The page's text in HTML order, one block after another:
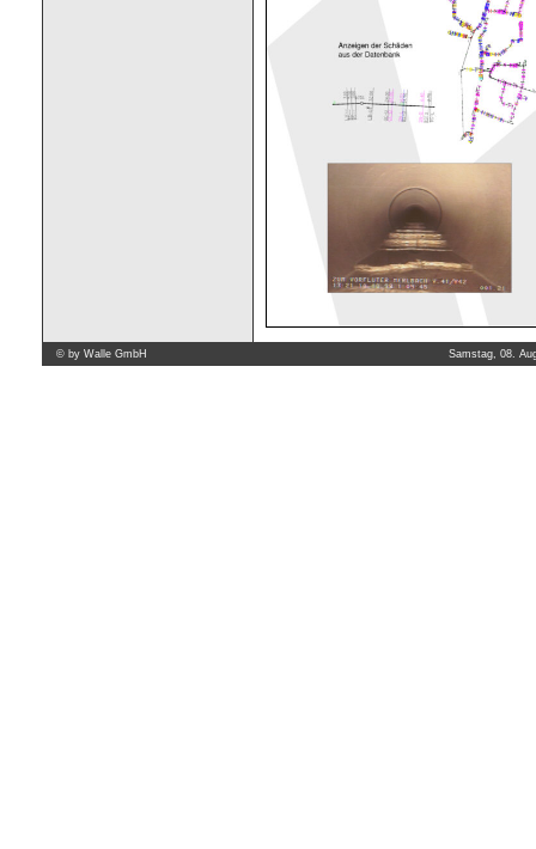
©by Walle GmbH Samstag, 08.